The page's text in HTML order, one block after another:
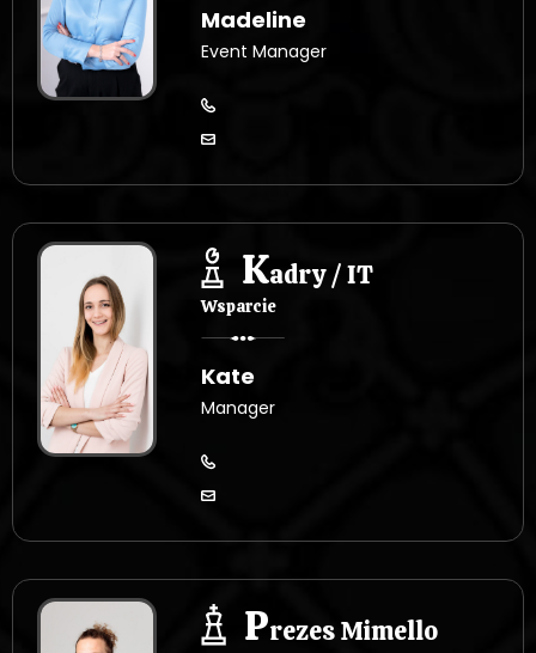
Madeline
Event Manager
Kadry / IT
Wsparcie
Kate
Manager
Prezes Mimello